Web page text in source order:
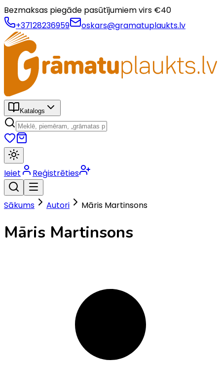
Bezmaksas piegāde pasūtījumiem virs €40
+37128236959
oskars@gramatuplaukts.lv
Katalogs
Ieiet Reģistrēties
Sākums Autori Māris Martinsons
Māris Martinsons